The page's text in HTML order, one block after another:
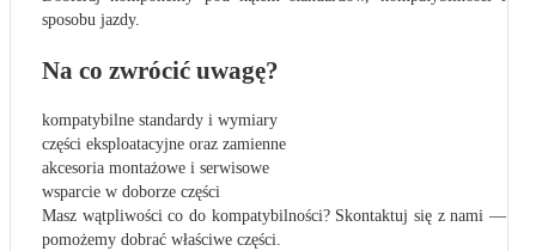
sposobu jazdy.
Na co zwrócić uwagę?
kompatybilne standardy i wymiary
części eksploatacyjne oraz zamienne
akcesoria montażowe i serwisowe
wsparcie w doborze części
Masz wątpliwości co do kompatybilności? Skontaktuj się z nami —
pomożemy dobrać właściwe części.